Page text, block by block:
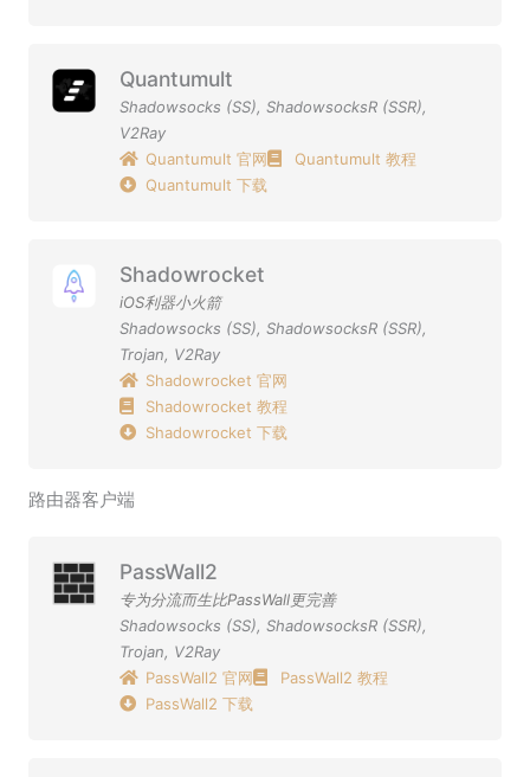
Quantumult
Shadowsocks (SS), ShadowsocksR (SSR),
V2Ray
Quantumult 官网
Quantumult 教程
Quantumult 下载
Shadowrocket
iOS利器小火箭
Shadowsocks (SS), ShadowsocksR (SSR),
Trojan, V2Ray
Shadowrocket 官网
Shadowrocket 教程
Shadowrocket 下载
路由器客户端
PassWall2
专为分流而生比PassWall更完善
Shadowsocks (SS), ShadowsocksR (SSR),
Trojan, V2Ray
PassWall2 官网
PassWall2 教程
PassWall2 下载